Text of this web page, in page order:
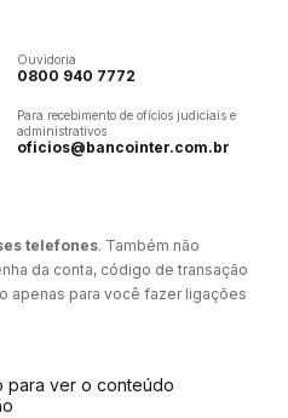
Ouvidoria
0800 940 7772
Para recebimento de ofícios judiciais e
administrativos
oficios@bancointer.com.br
telefones. Também não
da conta, código de transação
apenas para você fazer ligações
para ver o conteúdo